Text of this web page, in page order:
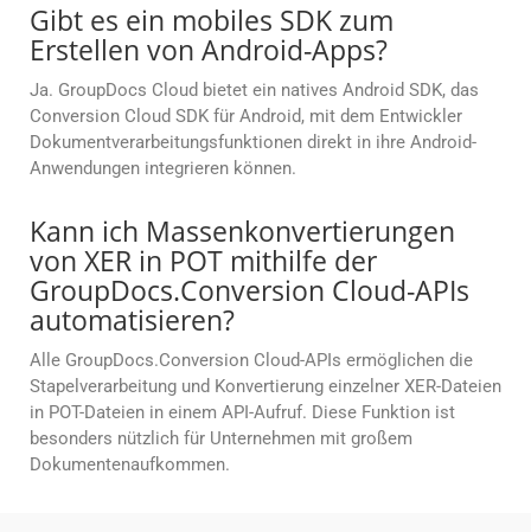
Gibt es ein mobiles SDK zum
Erstellen von Android-Apps?
Ja. GroupDocs Cloud bietet ein natives Android SDK, das
Conversion Cloud SDK für Android, mit dem Entwickler
Dokumentverarbeitungsfunktionen direkt in ihre Android-
Anwendungen integrieren können.
Kann ich Massenkonvertierungen
von XER in POT mithilfe der
GroupDocs.Conversion Cloud-APIs
automatisieren?
Alle GroupDocs.Conversion Cloud-APIs ermöglichen die
Stapelverarbeitung und Konvertierung einzelner XER-Dateien
in POT-Dateien in einem API-Aufruf. Diese Funktion ist
besonders nützlich für Unternehmen mit großem
Dokumentenaufkommen.